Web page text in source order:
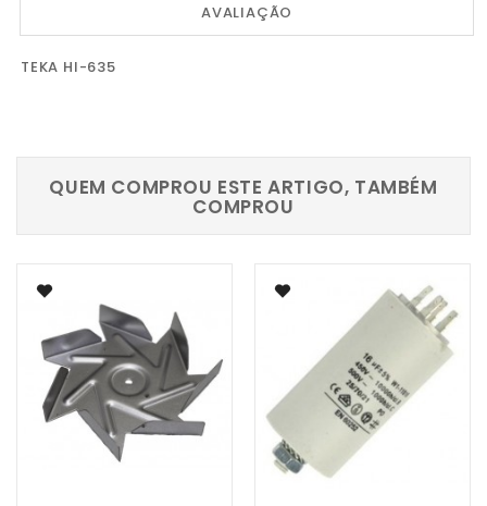
AVALIAÇÃO
TEKA HI-635
QUEM COMPROU ESTE ARTIGO, TAMBÉM
COMPROU